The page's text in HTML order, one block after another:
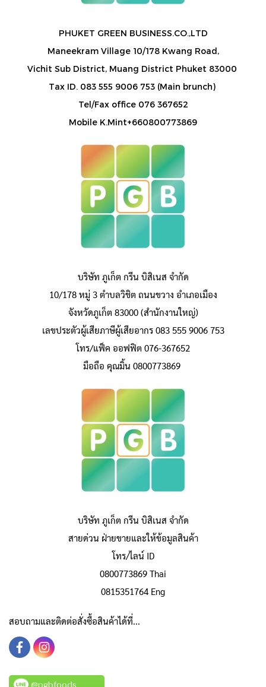
PHUKET GREEN BUSINESS.CO.,LTD
Maneekram Village 10/178 Kwang Road,
Vichit Sub District, Muang District Phuket 83000
Tax ID. 083 555 9006 753 (Main brunch)
Tel/Fax office 076 367652
Mobile K.Mint+660800773869
บริษัท ภูเก็ต กรีน บิสิเนส จำกัด
10/178 หมู่ 3 ตำบลวิชิต ถนนขวาง อำเภอเมือง
จังหวัดภูเก็ต 83000 (สำนักงานใหญ่)
เลขประตัวผู้เสียภาษีผู้เสียอากร 083 555 9006 753
โทร/แฟ็ค ออฟฟิต 076-367652
มือถือ คุณมิ้น 0800773869
บริษัท ภูเก็ต กรีน บิสิเนส จำกัด
สายด่วน ฝ่ายขายและให้ข้อมูลสินค้า
โทร/ไลน์ ID
0800773869 Thai
0815351764 Eng
สอบถามและติดต่อสั่งซื้อสินค้าได้ที่...